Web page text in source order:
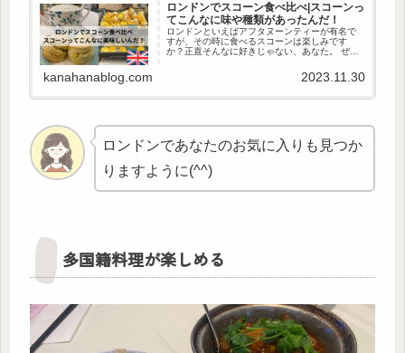
ロンドンでスコーン食べ比べ|スコーンっ
てこんなに味や種類があったんだ！
ロンドンといえばアフタヌーンティーが有名で
すが、その時に食べるスコーンは楽しみです
か？正直そんなに好きじゃない、あなた。 ぜひ
コーンに出会ってみてください！スコーンと一
口に言っても、ぜんっっっぜん違います！ ロン
スコーン選びの参考にしてみてください(^^♪
kanahanablog.com 2023.11.30
ロンドンであなたのお気に入りも見つか
りますように(^^)
多国籍料理が楽しめる